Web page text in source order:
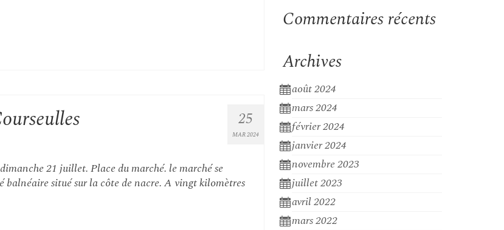
25
MAR 2024
21 juillet. Place du marché. le marché se
balnéaire situé sur la côte de nacre. A vingt kilomètres
Commentaires récents
Archives
août 2024
mars 2024
février 2024
janvier 2024
novembre 2023
juillet 2023
avril 2022
mars 2022